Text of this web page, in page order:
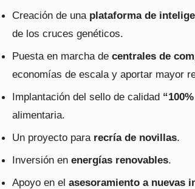
Creación de una plataforma de
de los cruces genéticos.
Puesta en marcha de centrales de
economías de escala y aportar mayor
Implantación del sello de calidad
alimentaria.
Un proyecto para recría de novillas.
Inversión en energías renovables.
Apoyo en el asesoramiento a nuevas